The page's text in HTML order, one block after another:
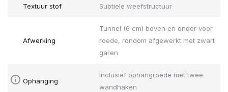
Textuur stof Subtiele weefstructuur
Afwerking
Tunnel (6 cm) boven en onder voor
roede, rondom afgewerkt met zwart
garen
Ophanging
Inclusief ophangroede met twee
wandhaken